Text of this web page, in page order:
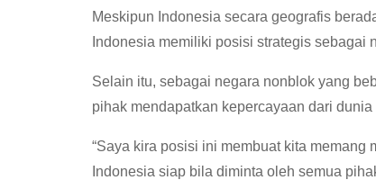
Meskipun Indonesia secara geografis
Indonesia memiliki posisi strategis
Selain itu, sebagai negara nonblok yang
pihak mendapatkan kepercayaan dari
“Saya kira posisi ini membuat kita
Indonesia siap bila diminta oleh semua